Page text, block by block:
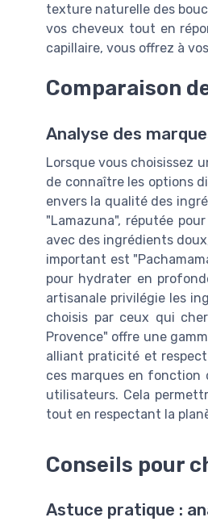
texture naturelle des
vos cheveux tout en
capillaire, vous offrez à
Comparaison
Analyse des
Lorsque vous choisissez
de connaître les options
envers la qualité des
"Lamazuna", réputée
avec des ingrédients
important est
pour hydrater en
artisanale privilégie les
choisis par ceux qui
Provence" offre une
alliant praticité et
ces marques en fonction
utilisateurs. Cela
tout en respectant la
Conseils pour
Astuce pratique :